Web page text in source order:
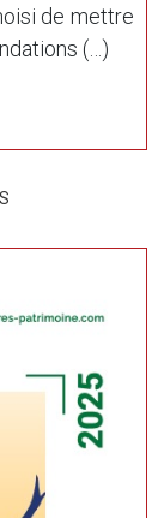
de mettre
(…)